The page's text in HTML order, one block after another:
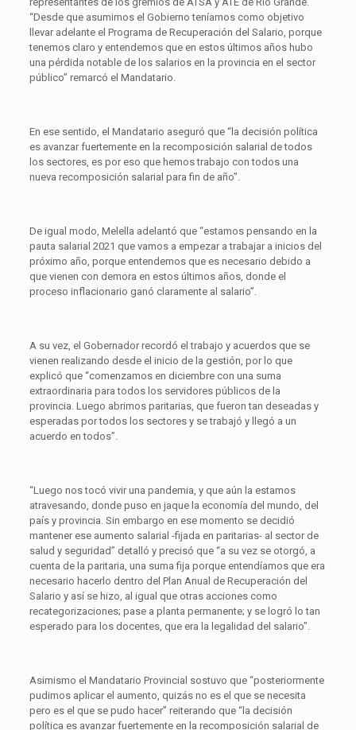
“Desde que asumimos el Gobierno teníamos como objetivo
llevar adelante el Programa de Recuperación del Salario, porque
tenemos claro y entendemos que en estos últimos años hubo
una pérdida notable de los salarios en la provincia en el sector
público” remarcó el Mandatario.
En ese sentido, el Mandatario aseguró que “la decisión política
es avanzar fuertemente en la recomposición salarial de todos
los sectores, es por eso que hemos trabajo con todos una
nueva recomposición salarial para fin de año”.
De igual modo, Melella adelantó que “estamos pensando en la
pauta salarial 2021 que vamos a empezar a trabajar a inicios del
próximo año, porque entendemos que es necesario debido a
que vienen con demora en estos últimos años, donde el
proceso inflacionario ganó claramente al salario”.
A su vez, el Gobernador recordó el trabajo y acuerdos que se
vienen realizando desde el inicio de la gestión, por lo que
explicó que “comenzamos en diciembre con una suma
extraordinaria para todos los servidores públicos de la
provincia. Luego abrimos paritarias, que fueron tan deseadas y
esperadas por todos los sectores y se trabajó y llegó a un
acuerdo en todos”.
“Luego nos tocó vivir una pandemia, y que aún la estamos
atravesando, donde puso en jaque la economía del mundo, del
país y provincia. Sin embargo en ese momento se decidió
mantener ese aumento salarial -fijada en paritarias- al sector de
salud y seguridad” detalló y precisó que “a su vez se otorgó, a
cuenta de la paritaria, una suma fija porque entendíamos que era
necesario hacerlo dentro del Plan Anual de Recuperación del
Salario y así se hizo, al igual que otras acciones como
recategorizaciones; pase a planta permanente; y se logró lo tan
esperado para los docentes, que era la legalidad del salario”.
Asimismo el Mandatario Provincial sostuvo que “posteriormente
pudimos aplicar el aumento, quizás no es el que se necesita
pero es el que se pudo hacer” reiterando que “la decisión
política es avanzar fuertemente en la recomposición salarial de